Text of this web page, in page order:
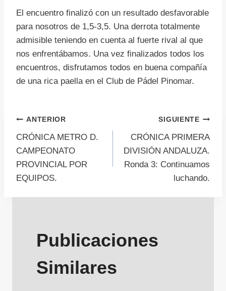
El encuentro finalizó con un resultado desfavorable
para nosotros de 1,5-3,5. Una derrota totalmente
admisible teniendo en cuenta al fuerte rival al que
nos enfrentábamos. Una vez finalizados todos los
encuentros, disfrutamos todos en buena compañía
de una rica paella en el Club de Pádel Pinomar.
Navegación
de
entradas
ANTERIOR
CRÓNICA METRO D.
CAMPEONATO
PROVINCIAL POR
EQUIPOS.
SIGUIENTE
CRÓNICA PRIMERA
DIVISIÓN ANDALUZA.
Ronda 3: Continuamos
luchando.
Publicaciones
Similares